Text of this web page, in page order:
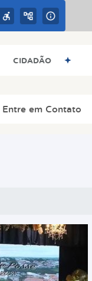
CIDADÃO
Entre em Contato